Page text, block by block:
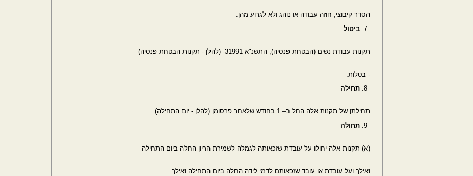
הסדר קיבוצי, חוזה עבודה או נוהג ולא לגרוע מהן.
ביטול
תקנות עבודת נשים (הבטחת פנסיה), התשנ"א 31991- (להלן - תקנות הבטחת פנסיה)
- בטלות.
תחילה
תחילתן של תקנות אלה החל ב– 1 בחודש שלאחר פרסומן (להלן - יום התחילה).
תחולה
(א) תקנות אלה יחולו על עובדת שזכאותה לגמלה לשמירת הריון החלה ביום התחילה
ואילך ועל עובדת או עובד שזכאותם לדמי לידה החלה ביום התחילה ואילך.